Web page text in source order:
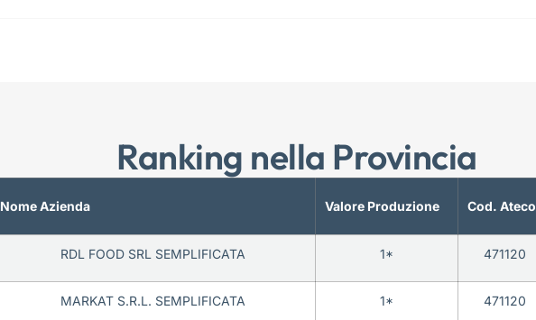
Ranking nella Provincia
Nome Azienda Valore Produzione Cod. Ateco
RDL FOOD SRL SEMPLIFICATA 1* 471120
MARKAT S.R.L. SEMPLIFICATA 1* 471120